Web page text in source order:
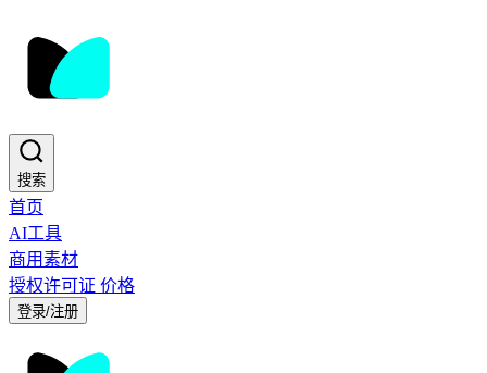
搜索
首页
AI工具
商用素材
授权许可证 价格
登录/注册